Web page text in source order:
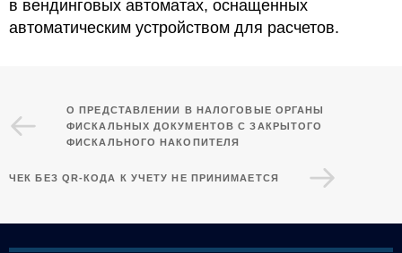
в вендинговых автоматах, оснащенных
автоматическим устройством для расчетов.
О ПРЕДСТАВЛЕНИИ В НАЛОГОВЫЕ ОРГАНЫ
ФИСКАЛЬНЫХ ДОКУМЕНТОВ С ЗАКРЫТОГО
ФИСКАЛЬНОГО НАКОПИТЕЛЯ
ЧЕК БЕЗ QR-КОДА К УЧЕТУ НЕ ПРИНИМАЕТСЯ